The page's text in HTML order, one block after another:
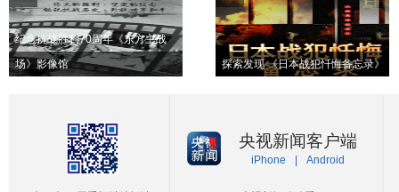
纪念抗战胜利70周年《东方主战
场》影像馆
探索发现 《日本战犯忏悔备忘录》
央视新闻客户端
iPhone Android